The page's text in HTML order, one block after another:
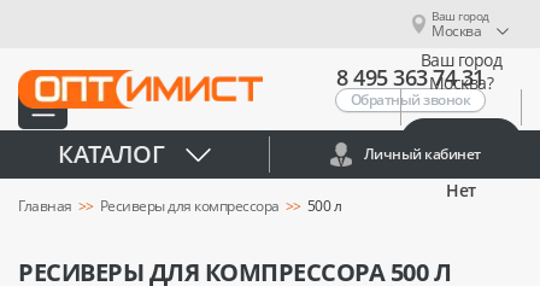
Ваш город
Москва
Ваш город
Москва?
Нет
8 495 363 74 31
Обратный звонок
КАТАЛОГ Личный кабинет
Главная Ресиверы для компрессора 500 л
РЕСИВЕРЫ ДЛЯ КОМПРЕССОРА 500 Л